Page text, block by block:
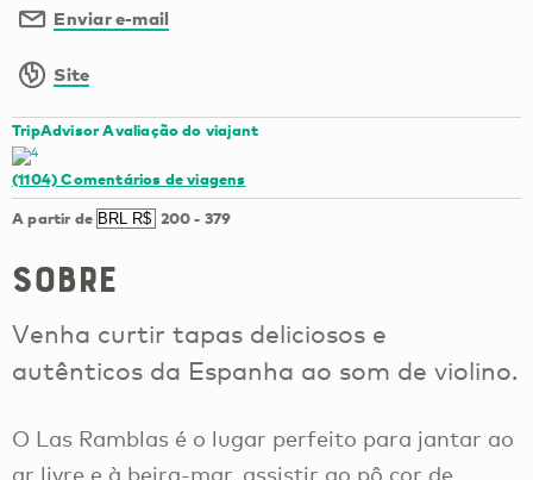
Enviar e-mail
Site
TripAdvisor Avaliação do viajant
(1104)Comentários de viagens
A partir de 200- 379
Sobre
Venha curtir tapas deliciosos e
autênticos da Espanha ao som de violino.
O Las Ramblas é o lugar perfeito para jantar ao
ar livre e à beira-mar, assistir ao pô cor de